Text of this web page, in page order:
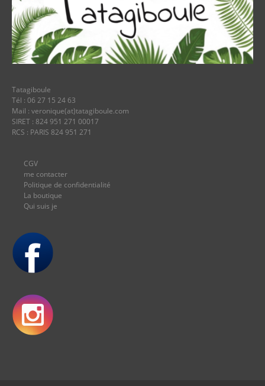
Tatagiboule
Tél : 06 27 15 24 63
Mail : veronique(at)tatagiboule.com
SIRET : 824 951 271 00017
RCS : PARIS 824 951 271
CGV
me contacter
Politique de confidentialité
La boutique
Qui suis je